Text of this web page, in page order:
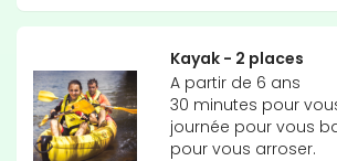
Kayak - 2 places
A partir de 6 ans
30 minutes pour
journée pour vous
pour vous arroser.